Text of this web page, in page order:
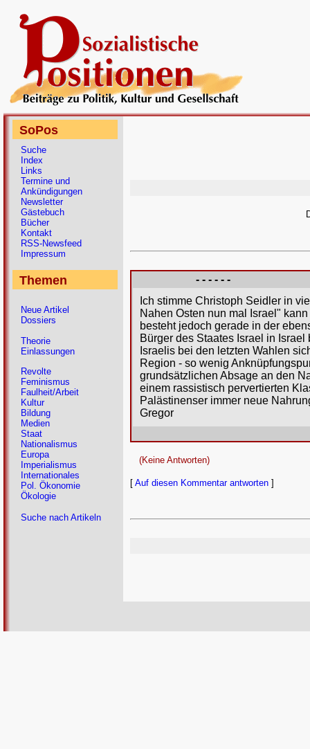
- - - - - -
Ich stimme Christoph Seidler in
Nahen Osten nun mal Israel"
besteht jedoch gerade in der
Bürger des Staates Israel in
Israelis bei den letzten Wahlen
Region - so wenig
grundsätzlichen Absage an den
einem rassistisch pervertierten
Palästinenser immer neue
Gregor
(Keine Antworten)
[ Auf diesen Kommentar antworten ]
SoPos
Suche
Index
Links
Termine und
Ankündigungen
Newsletter
Gästebuch
Bücher
Kontakt
RSS-Newsfeed
Impressum
Themen
Neue Artikel
Dossiers
Theorie
Einlassungen
Revolte
Feminismus
Faulheit/Arbeit
Kultur
Bildung
Medien
Staat
Nationalismus
Europa
Imperialismus
Internationales
Pol. Ökonomie
Ökologie
Suche nach Artikeln